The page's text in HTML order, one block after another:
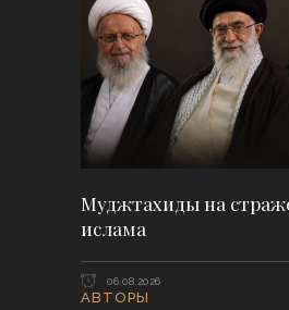
Муджтахиды на
ислама
06.08.2026
АВТОРЫ